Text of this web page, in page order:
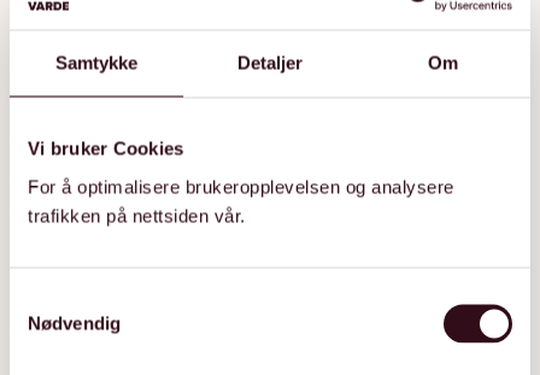
Samtykke Detaljer Om
Vi bruker Cookies
For å optimalisere brukeropplevelsen og analysere
trafikken på nettsiden vår.
Nødvendig
forhold
Spar fast hver måned:
Invester overskuddet:
Fondssparing gir